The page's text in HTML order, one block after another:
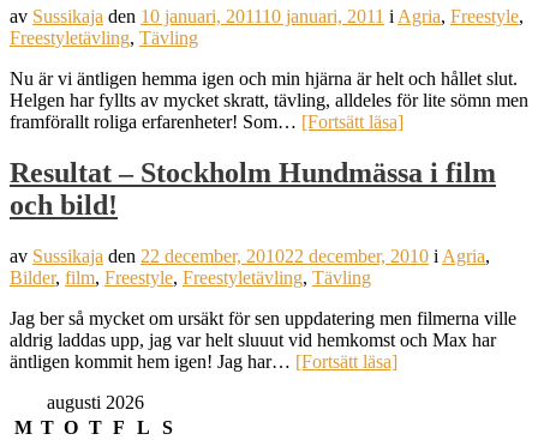
av Sussikaja den 10 januari, 201110 januari, 2011 i Agria, Freestyle,
Freestyletävling, Tävling
Nu är vi äntligen hemma igen och min hjärna är helt och hållet slut.
Helgen har fyllts av mycket skratt, tävling, alldeles för lite sömn men
framförallt roliga erfarenheter! Som… [Fortsätt läsa]
Resultat – Stockholm Hundmässa i film
och bild!
av Sussikaja den 22 december, 201022 december, 2010 i Agria,
Bilder, film, Freestyle, Freestyletävling, Tävling
Jag ber så mycket om ursäkt för sen uppdatering men filmerna ville
aldrig laddas upp, jag var helt sluuut vid hemkomst och Max har
äntligen kommit hem igen! Jag har… [Fortsätt läsa]
augusti 2026
M T O T F L
S